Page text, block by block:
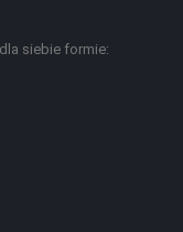
siebie formie: